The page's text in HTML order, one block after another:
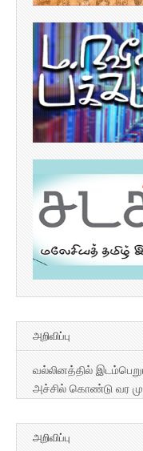
அறிவிப்பு
வல்லினத்தில்
அச்சில் கொண்டு வர
அறிவிப்பு